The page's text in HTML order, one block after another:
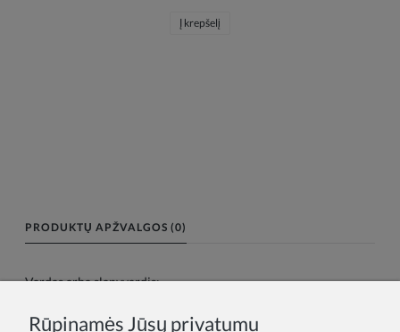
Į krepšelį
PRODUKTŲ APŽVALGOS (0)
Vardas arba slapyvardis:
Rūpinamės Jūsų privatumu